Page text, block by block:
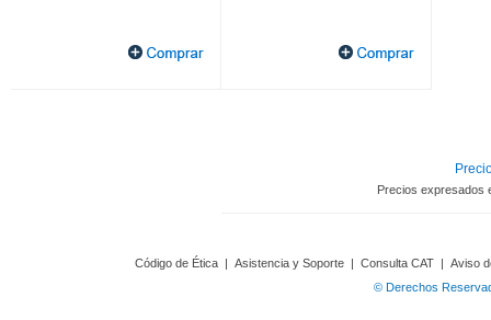
Precios expresados
Código de Ética | Asistencia y Soporte | Consulta CAT | Aviso
© Derechos